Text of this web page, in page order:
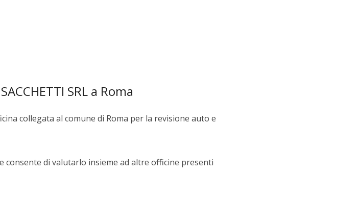
SRL a Roma
collegata al comune di Roma per la revisione auto e
di valutarlo insieme ad altre officine presenti